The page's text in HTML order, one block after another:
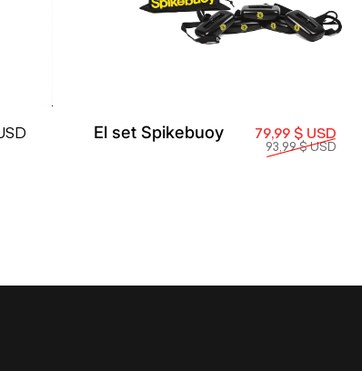
El set Spikebuoy 79,99 $ USD
93,99 $ USD